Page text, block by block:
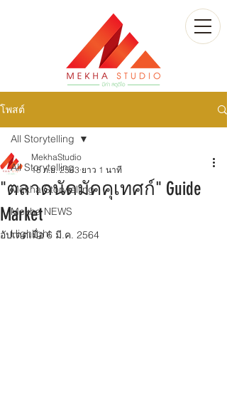
โพสต์
All Storytelling
Mekha Storytelling
Mekha NEWS
Highlight
All Storytelling
"ตลาดนัดมัคคุเทศก์" Guide
Market
MekhaStudio
18 ก.ย. 2563 ยาว 1 นาที
อัปเดตเมื่อ6 มี.ค. 2564